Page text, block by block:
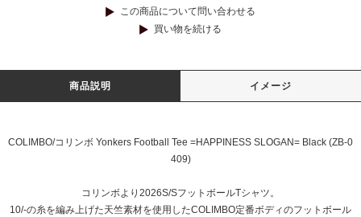
この商品について問い合わせる
買い物を続ける
商品説明 イメージ
COLIMBO/コリンボ Yonkers Football Tee =HAPPINESS SLOGAN= Black (ZB-0
409)
コリンボより2026S/SフットボールTシャツ。
10/-の糸を編み上げた天竺素材を使用したCOLIMBO定番ボディのフットボール